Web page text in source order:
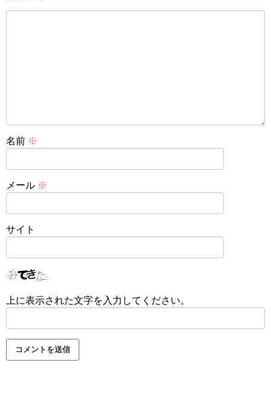
名前 ※
メール ※
サイト
上に表示された文字を入力してください。